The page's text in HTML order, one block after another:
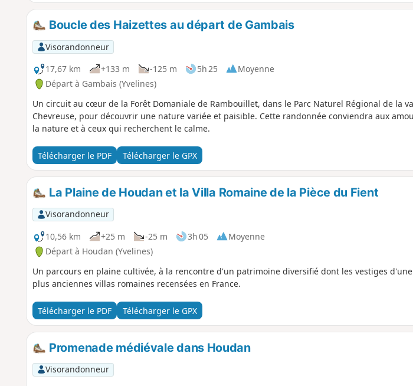
Boucle des Haizettes au départ de Gambais
Visorandonneur
17,67 km
+133 m -125 m 5h 25
Moyenne
Départ à Gambais (Yvelines)
Un circuit au cœur de la Forêt Domaniale de Rambouillet, dans le Parc Naturel Régional de la
Chevreuse, pour découvrir une nature variée et paisible. Cette randonnée conviendra aux
la nature et à ceux qui recherchent le calme.
Télécharger le PDF Télécharger le GPX
La Plaine de Houdan et la Villa Romaine de la Pièce du Fient
Visorandonneur
10,56 km
+25 m -25 m 3h 05
Moyenne
Départ à Houdan (Yvelines)
Un parcours en plaine cultivée, à la rencontre d'un patrimoine diversifié dont les vestiges
plus anciennes villas romaines recensées en France.
Télécharger le PDF Télécharger le GPX
Promenade médiévale dans Houdan
Visorandonneur